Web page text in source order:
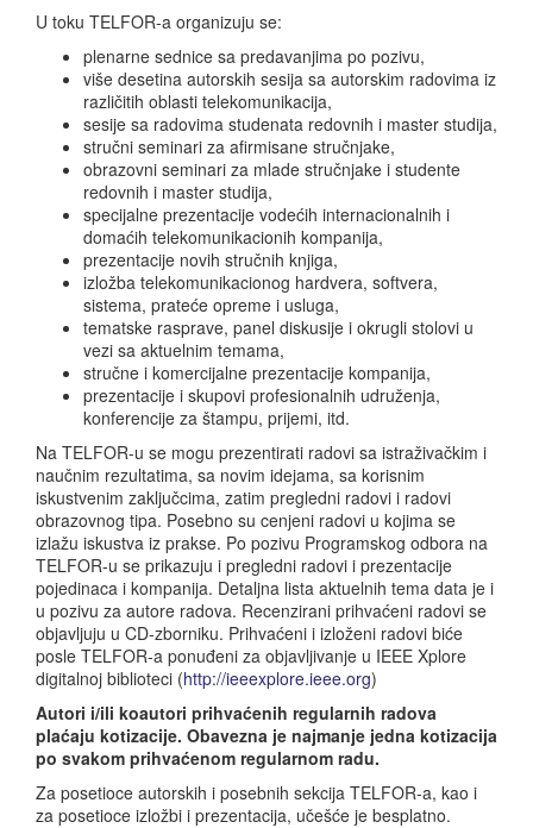
U toku TELFOR-a organizuju se:
plenarne sednice sa predavanjima po pozivu,
više desetina autorskih sesija sa autorskim radovima iz
različitih oblasti telekomunikacija,
sesije sa radovima studenata redovnih i master studija,
stručni seminari za afirmisane stručnjake,
obrazovni seminari za mlade stručnjake i studente
redovnih i master studija,
specijalne prezentacije vodećih internacionalnih i
domaćih telekomunikacionih kompanija,
prezentacije novih stručnih knjiga,
izložba telekomunikacionog hardvera, softvera,
sistema, prateće opreme i usluga,
tematske rasprave, panel diskusije i okrugli stolovi u
vezi sa aktuelnim temama,
stručne i komercijalne prezentacije kompanija,
prezentacije i skupovi profesionalnih udruženja,
konferencije za štampu, prijemi, itd.
Na TELFOR-u se mogu prezentirati radovi sa istraživačkim i
naučnim rezultatima, sa novim idejama, sa korisnim
iskustvenim zaključcima, zatim pregledni radovi i radovi
obrazovnog tipa. Posebno su cenjeni radovi u kojima se
izlažu iskustva iz prakse. Po pozivu Programskog odbora na
TELFOR-u se prikazuju i pregledni radovi i prezentacije
pojedinaca i kompanija. Detaljna lista aktuelnih tema data je i
u pozivu za autore radova. Recenzirani prihvaćeni radovi se
objavljuju u CD-zborniku. Prihvaćeni i izloženi radovi biće
posle TELFOR-a ponuđeni za objavljivanje u IEEE Xplore
digitalnoj biblioteci (http://ieeexplore.ieee.org)
Autori i/ili koautori prihvaćenih regularnih radova
plaćaju kotizacije. Obavezna je najmanje jedna kotizacija
po svakom prihvaćenom regularnom radu.
Za posetioce autorskih i posebnih sekcija TELFOR-a, kao i
za posetioce izložbi i prezentacija, učešće je besplatno.